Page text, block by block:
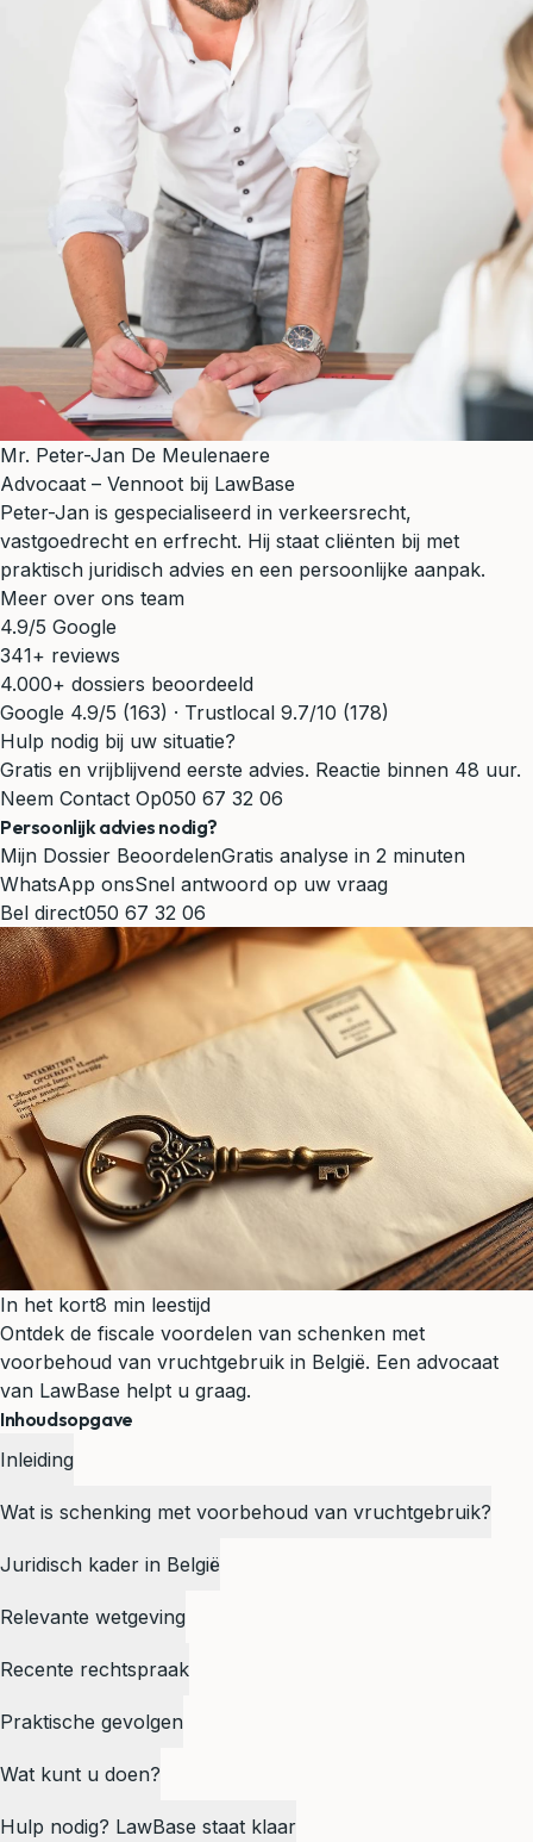
Mr. Peter-Jan De Meulenaere
Advocaat – Vennoot bij LawBase
Peter-Jan is gespecialiseerd in verkeersrecht,
vastgoedrecht en erfrecht. Hij staat cliënten bij met
praktisch juridisch advies en een persoonlijke aanpak.
Meer over ons team
4.9/5 Google
341+ reviews
4.000+ dossiers beoordeeld
Google 4.9/5 (163) · Trustlocal 9.7/10 (178)
Hulp nodig bij uw situatie?
Gratis en vrijblijvend eerste advies. Reactie binnen 48 uur.
Neem Contact Op050 67 32 06
Persoonlijk advies nodig?
Mijn Dossier BeoordelenGratis analyse in 2 minuten
WhatsApp onsSnel antwoord op uw vraag
Bel direct050 67 32 06
In het kort8 min leestijd
Ontdek de fiscale voordelen van schenken met
voorbehoud van vruchtgebruik in België. Een advocaat
van LawBase helpt u graag.
Inhoudsopgave
Inleiding
Wat is schenking met voorbehoud van vruchtgebruik?
Juridisch kader in België
Relevante wetgeving
Recente rechtspraak
Praktische gevolgen
Wat kunt u doen?
Hulp nodig? LawBase staat klaar